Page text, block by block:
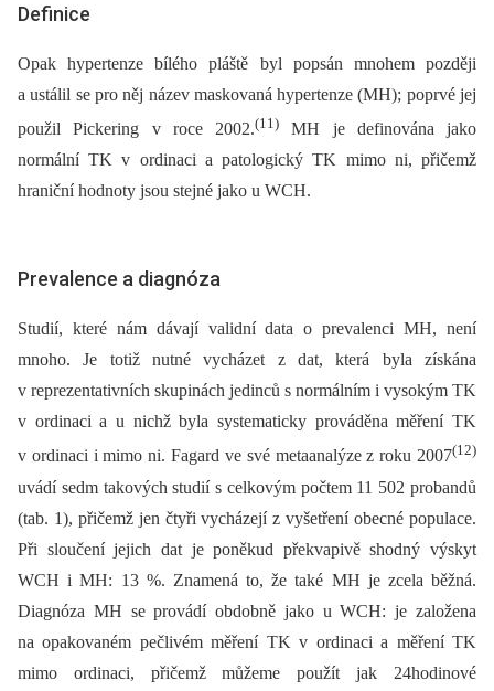
Definice
Opak hypertenze bílého pláště byl popsán mnohem později
a ustálil se pro něj název maskovaná hypertenze (MH); poprvé jej
použil Pickering v roce 2002.(11) MH je definována jako
normální TK v ordinaci a patologický TK mimo ni, přičemž
hraniční hodnoty jsou stejné jako u WCH.
Prevalence a diagnóza
Studií, které nám dávají validní data o prevalenci MH, není
mnoho. Je totiž nutné vycházet z dat, která byla získána
v reprezentativních skupinách jedinců s normálním i vysokým TK
v ordinaci a u nichž byla systematicky prováděna měření TK
v ordinaci i mimo ni. Fagard ve své metaanalýze z roku 2007(12)
uvádí sedm takových studií s celkovým počtem 11 502 probandů
(tab. 1), přičemž jen čtyři vycházejí z vyšetření obecné populace.
Při sloučení jejich dat je poněkud překvapivě shodný výskyt
WCH i MH: 13 %. Znamená to, že také MH je zcela běžná.
Diagnóza MH se provádí obdobně jako u WCH: je založena
na opakovaném pečlivém měření TK v ordinaci a měření TK
mimo ordinaci, přičemž můžeme použít jak 24hodinové